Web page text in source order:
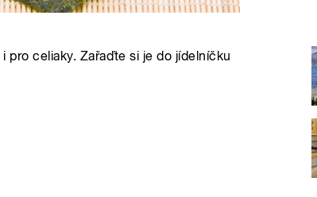
pro celiaky. Zařaďte si je do jídelníčku